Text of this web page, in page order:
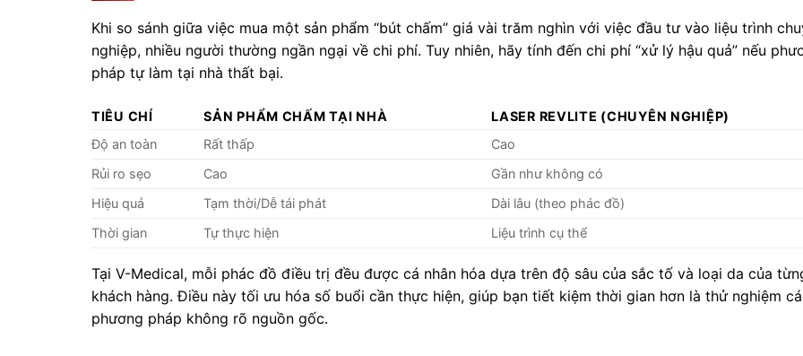
Khi so sánh giữa việc mua một sản phẩm “bút chấm” giá vài trăm nghìn với việc đầu tư vào liệu trình
nghiệp, nhiều người thường ngần ngại về chi phí. Tuy nhiên, hãy tính đến chi phí “xử lý hậu quả” nếu
pháp tự làm tại nhà thất bại.
TIÊU CHÍ SẢN PHẨM CHẤM TẠI NHÀ
LASER REVLITE (CHUYÊN NGHIỆP)
Độ an toàn
Rất thấp
Cao
Rủi ro sẹo
Cao
Gần như không có
Hiệu quả
Tạm thời/Dễ tái phát
Dài lâu (theo phác đồ)
Thời gian
Tự thực hiện Liệu trình cụ thể
Tại V-Medical, mỗi phác đồ điều trị đều được cá nhân hóa dựa trên độ sâu của sắc tố và loại da của
khách hàng. Điều này tối ưu hóa số buổi cần thực hiện, giúp bạn tiết kiệm thời gian hơn là thử nghiệm
phương pháp không rõ nguồn gốc.